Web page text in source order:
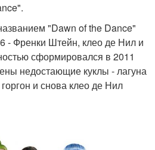
"Dawn of the Dance"
- Френки Штейн, клео де Нил и
сформировался в 2011
недостающие куклы - лагуна
и снова клео де Нил